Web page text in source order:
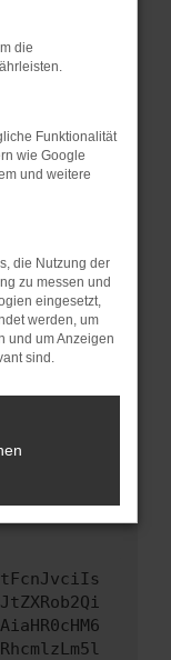
einem
Stand
ein
dazu
nicht mehr
versucht
Du kannst
bei der
die
Funktionalität
wie Google
und weitere
die Nutzung der
zu messen und
eingesetzt,
werden, um
und um Anzeigen
sind.